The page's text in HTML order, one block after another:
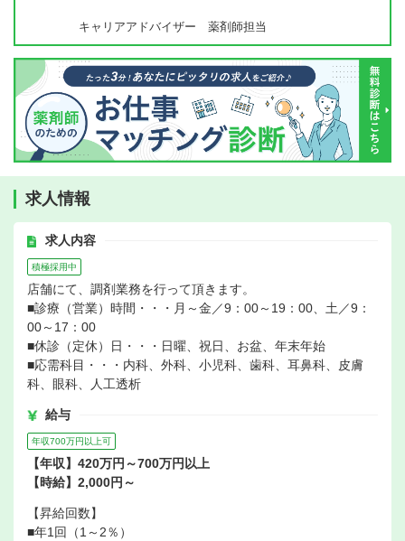
キャリアアドバイザー 薬剤師担当
求人情報
求人内容
積極採用中
店舗にて、調剤業務を行って頂きます。
■診療（営業）時間・・・月～金／9：00～19：00、土／9：
00～17：00
■休診（定休）日・・・日曜、祝日、お盆、年末年始
■応需科目・・・内科、外科、小児科、歯科、耳鼻科、皮膚
科、眼科、人工透析
給与
年収700万円以上可
【年収】420万円～700万円以上
【時給】2,000円～
【昇給回数】
■年1回（1～2％）